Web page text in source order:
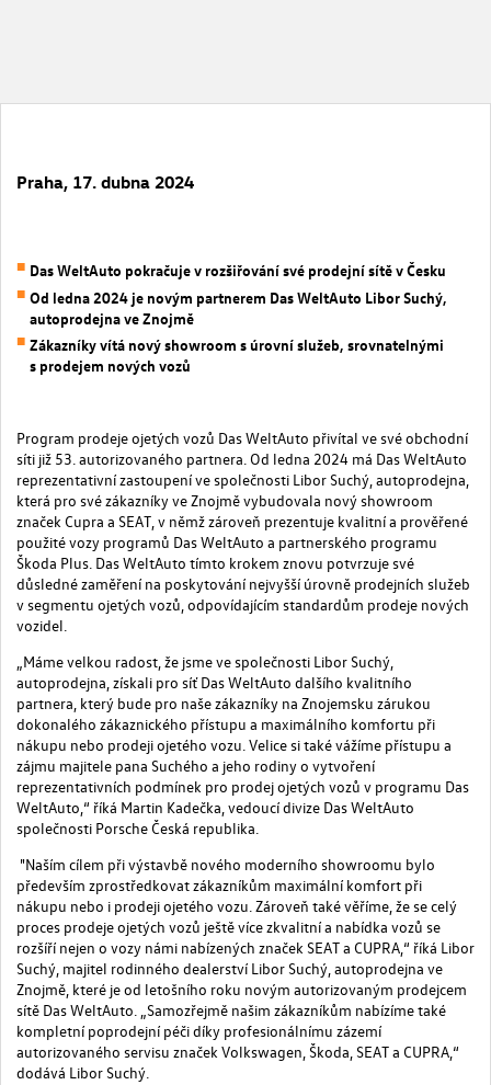
Praha, 17. dubna 2024
Das WeltAuto pokračuje v rozšiřování své prodejní sítě v Česku
Od ledna 2024 je novým partnerem Das WeltAuto Libor Suchý,
autoprodejna ve Znojmě
Zákazníky vítá nový showroom s úrovní služeb, srovnatelnými
s prodejem nových vozů
Program prodeje ojetých vozů Das WeltAuto přivítal ve své obchodní
síti již 53. autorizovaného partnera. Od ledna 2024 má Das WeltAuto
reprezentativní zastoupení ve společnosti Libor Suchý, autoprodejna,
která pro své zákazníky ve Znojmě vybudovala nový showroom
značek Cupra a SEAT, v němž zároveň prezentuje kvalitní a prověřené
použité vozy programů Das WeltAuto a partnerského programu
Škoda Plus. Das WeltAuto tímto krokem znovu potvrzuje své
důsledné zaměření na poskytování nejvyšší úrovně prodejních služeb
v segmentu ojetých vozů, odpovídajícím standardům prodeje nových
vozidel.
„Máme velkou radost, že jsme ve společnosti Libor Suchý,
autoprodejna, získali pro síť Das WeltAuto dalšího kvalitního
partnera, který bude pro naše zákazníky na Znojemsku zárukou
dokonalého zákaznického přístupu a maximálního komfortu při
nákupu nebo prodeji ojetého vozu. Velice si také vážíme přístupu a
zájmu majitele pana Suchého a jeho rodiny o vytvoření
reprezentativních podmínek pro prodej ojetých vozů v programu Das
WeltAuto,“ říká Martin Kadečka, vedoucí divize Das WeltAuto
společnosti Porsche Česká republika.
"Naším cílem při výstavbě nového moderního showroomu bylo
především zprostředkovat zákazníkům maximální komfort při
nákupu nebo i prodeji ojetého vozu. Zároveň také věříme, že se celý
proces prodeje ojetých vozů ještě více zkvalitní a nabídka vozů se
rozšíří nejen o vozy námi nabízených značek SEAT a CUPRA,“ říká Libor
Suchý, majitel rodinného dealerství Libor Suchý, autoprodejna ve
Znojmě, které je od letošního roku novým autorizovaným prodejcem
sítě Das WeltAuto. „Samozřejmě našim zákazníkům nabízíme také
kompletní poprodejní péči díky profesionálnímu zázemí
autorizovaného servisu značek Volkswagen, Škoda, SEAT a CUPRA,“
dodává Libor Suchý.